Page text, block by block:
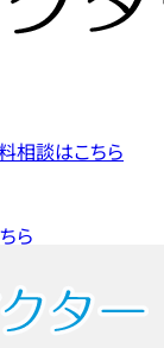
相談はこちら
ら